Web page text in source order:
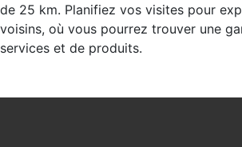
de 25 km. Planifiez vos visites pour
voisins, où vous pourrez trouver une
services et de produits.